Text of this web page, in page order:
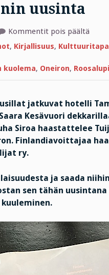
uusinta
Kommentit pois päältä
ja
, Kirjallisuus,
kuolema, Oneiron, Roosalupi
jatkuvat hotelli
Kesävuori
Siroa haastattelee
Finlandiavoittajaa
ry.
ja saada
sen tähän